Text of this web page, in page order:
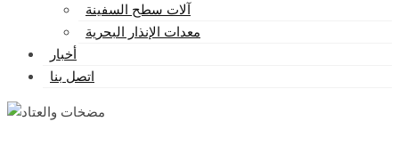
آلات سطح السفينة
معدات الإنذار البحرية
أخبار
اتصل بنا